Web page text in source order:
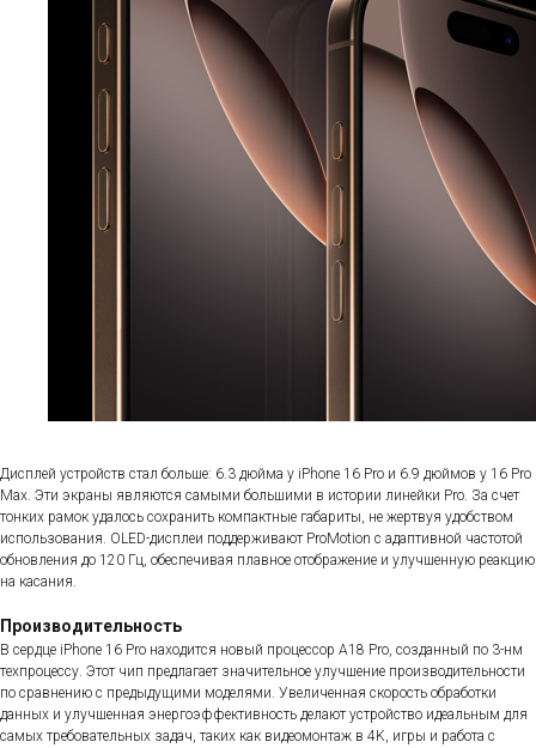
Дисплей устройств стал больше: 6.3 дюйма у iPhone 16 Pro и 6.9 дюймов у 16 Pro
Max. Эти экраны являются самыми большими в истории линейки Pro. За счет
тонких рамок удалось сохранить компактные габариты, не жертвуя удобством
использования. OLED-дисплеи поддерживают ProMotion с адаптивной частотой
обновления до 120 Гц, обеспечивая плавное отображение и улучшенную реакцию
на касания.
Производительность
В сердце iPhone 16 Pro находится новый процессор A18 Pro, созданный по 3-нм
техпроцессу. Этот чип предлагает значительное улучшение производительности
по сравнению с предыдущими моделями. Увеличенная скорость обработки
данных и улучшенная энергоэффективность делают устройство идеальным для
самых требовательных задач, таких как видеомонтаж в 4K, игры и работа с